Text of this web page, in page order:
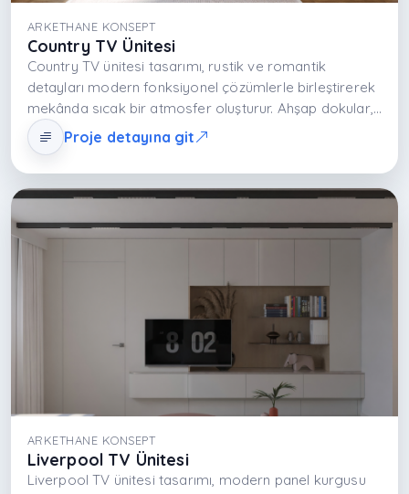
ARKETHANE KONSEPT
Country TV Ünitesi
Country TV ünitesi tasarımı, rustik ve romantik
detayları modern fonksiyonel çözümlerle birleştirerek
mekânda sıcak bir atmosfer oluşturur. Ahşap dokular,
lake yüzeyler ve pastel tonlar salonun daha ferah ve
davetkâr algılanmasını sağlar. Açık ve kapalı
depolama alanları medya ekipmanı ile dekoratif
objelerin düzenli kullanımına imkân tanır. Tasarım,
dönüştüren güçlü bir odak mobilya yaklaşımı sunar.
Proje detayına git
ARKETHANE KONSEPT
Liverpool TV Ünitesi
Liverpool TV ünitesi tasarımı, modern panel kurgusu